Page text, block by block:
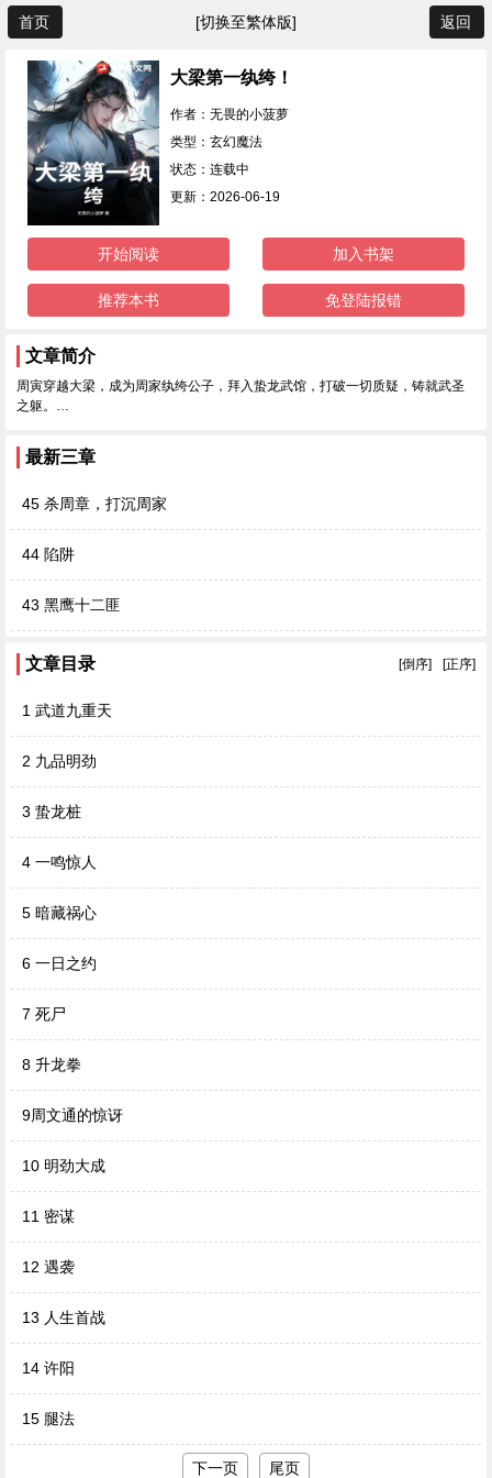
首页 [切换至繁体版] 返回
大梁第一纨绔！
作者：无畏的小菠萝
类型：玄幻魔法
状态：连载中
更新：2026-06-19
开始阅读 加入书架
推荐本书 免登陆报错
文章简介
周寅穿越大梁，成为周家纨绔公子，拜入蛰龙武馆，打破一切质疑，铸就武圣
之躯。…
最新三章
45 杀周章，打沉周家
44 陷阱
43 黑鹰十二匪
文章目录 [正序]
[倒序]
1 武道九重天
2 九品明劲
3 蛰龙桩
4 一鸣惊人
5 暗藏祸心
6 一日之约
7 死尸
8 升龙拳
9周文通的惊讶
10 明劲大成
11 密谋
12 遇袭
13 人生首战
14 许阳
15 腿法
下一页 尾页